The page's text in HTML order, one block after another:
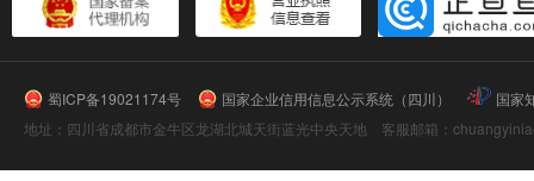
蜀ICP备19021174号 国家企业信用信息公示系统（四川）
国家
地址：四川省成都市金牛区龙湖北城天街蓝光中央天地 客服邮箱：